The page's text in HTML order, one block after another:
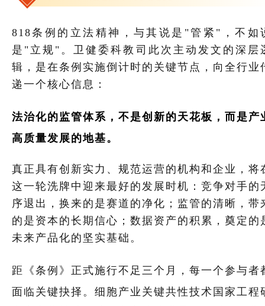
818条例的立法精神，与其说是"管紧"，不如
是"立规"。卫健委科教司此次主动发文的深层
辑，是在条例实施倒计时的关键节点，向全行业
递一个核心信息：
法治化的监管体系，不是创新的天花板，而是产
高质量发展的地基。
真正具有创新实力、规范运营的机构和企业，将
这一轮洗牌中迎来最好的发展时机：竞争对手的
序退出，换来的是赛道的净化；监管的清晰，带
的是资本的长期信心；数据资产的积累，奠定的
未来产品化的坚实基础。
距《条例》正式施行不足三个月，每一个参与者
面临关键抉择。细胞产业关键共性技术国家工程